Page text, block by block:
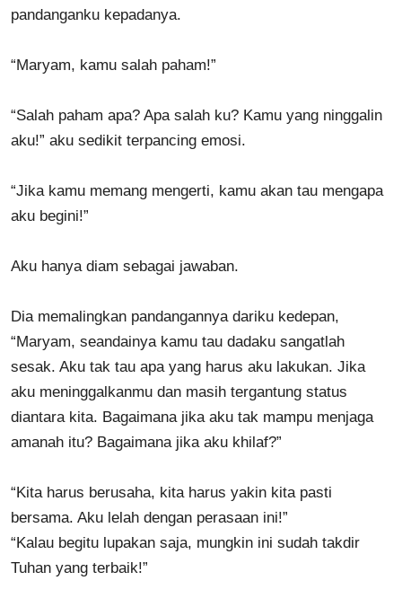
pandanganku kepadanya.
“Maryam, kamu salah paham!”
“Salah paham apa? Apa salah ku? Kamu yang ninggalin
aku!” aku sedikit terpancing emosi.
“Jika kamu memang mengerti, kamu akan tau mengapa
aku begini!”
Aku hanya diam sebagai jawaban.
Dia memalingkan pandangannya dariku kedepan,
“Maryam, seandainya kamu tau dadaku sangatlah
sesak. Aku tak tau apa yang harus aku lakukan. Jika
aku meninggalkanmu dan masih tergantung status
diantara kita. Bagaimana jika aku tak mampu menjaga
amanah itu? Bagaimana jika aku khilaf?”
“Kita harus berusaha, kita harus yakin kita pasti
bersama. Aku lelah dengan perasaan ini!”
“Kalau begitu lupakan saja, mungkin ini sudah takdir
Tuhan yang terbaik!”